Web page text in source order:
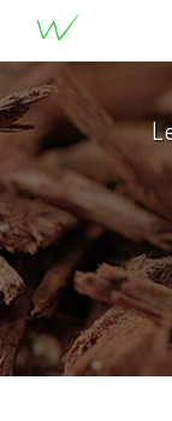
uW